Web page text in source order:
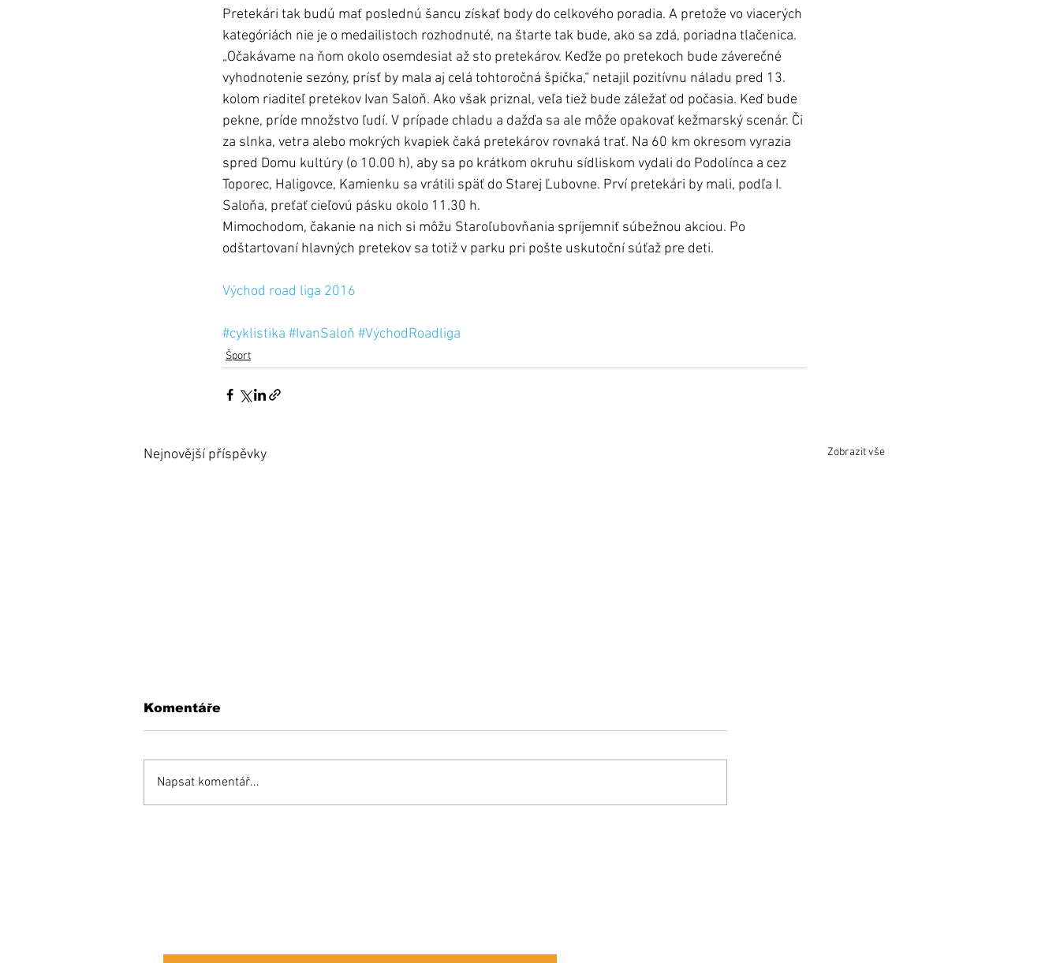
Pretekári tak budú mať poslednú šancu získať body do celkového poradia. A pretože vo viacerých
kategóriách nie je o medailistoch rozhodnuté, na štarte tak bude, ako sa zdá, poriadna tlačenica.
„Očakávame na ňom okolo osemdesiat až sto pretekárov. Keďže po pretekoch bude záverečné
vyhodnotenie sezóny, prísť by mala aj celá tohtoročná špička,“ netajil pozitívnu náladu pred 13.
kolom riaditeľ pretekov Ivan Saloň. Ako však priznal, veľa tiež bude záležať od počasia. Keď bude
pekne, príde množstvo ľudí. V prípade chladu a dažďa sa ale môže opakovať kežmarský scenár. Či
za slnka, vetra alebo mokrých kvapiek čaká pretekárov rovnaká trať. Na 60 km okresom vyrazia
spred Domu kultúry (o 10.00 h), aby sa po krátkom okruhu sídliskom vydali do Podolínca a cez
Toporec, Haligovce, Kamienku sa vrátili späť do Starej Ľubovne. Prví pretekári by mali, podľa I.
Saloňa, preťať cieľovú pásku okolo 11.30 h.
Mimochodom, čakanie na nich si môžu Staroľubovňania spríjemniť súbežnou akciou. Po
odštartovaní hlavných pretekov sa totiž v parku pri pošte uskutoční súťaž pre deti.
Východ road liga 2016
#cyklistika #IvanSaloň #VýchodRoadliga
Šport
Nejnovější příspěvky Zobrazit vše
Komentáře
Napsat komentář...